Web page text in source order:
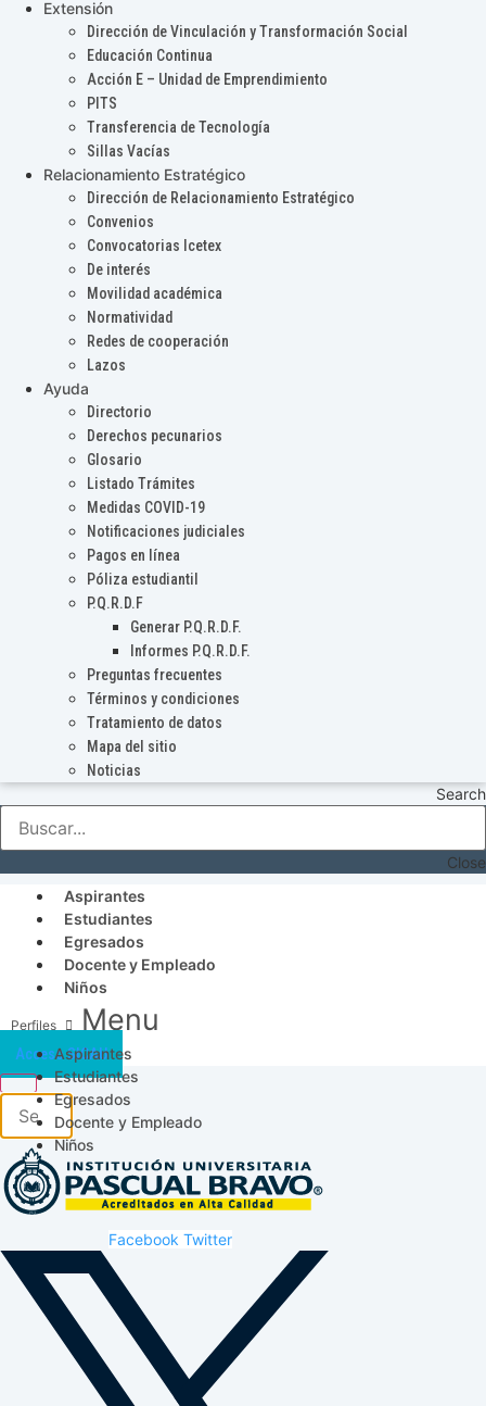
Extensión
Dirección de Vinculación y Transformación Social
Educación Continua
Acción E – Unidad de Emprendimiento
PITS
Transferencia de Tecnología
Sillas Vacías
Relacionamiento Estratégico
Dirección de Relacionamiento Estratégico
Convenios
Convocatorias Icetex
De interés
Movilidad académica
Normatividad
Redes de cooperación
Lazos
Ayuda
Directorio
Derechos pecunarios
Glosario
Listado Trámites
Medidas COVID-19
Notificaciones judiciales
Pagos en línea
Póliza estudiantil
P.Q.R.D.F
Generar P.Q.R.D.F.
Informes P.Q.R.D.F.
Preguntas frecuentes
Términos y condiciones
Tratamiento de datos
Mapa del sitio
Noticias
Search
Close
Aspirantes
Estudiantes
Egresados
Docente y Empleado
Niños
Menu
Aspirantes
Estudiantes
Egresados
Docente y Empleado
Niños
Acceso SICAU
Facebook Twitter